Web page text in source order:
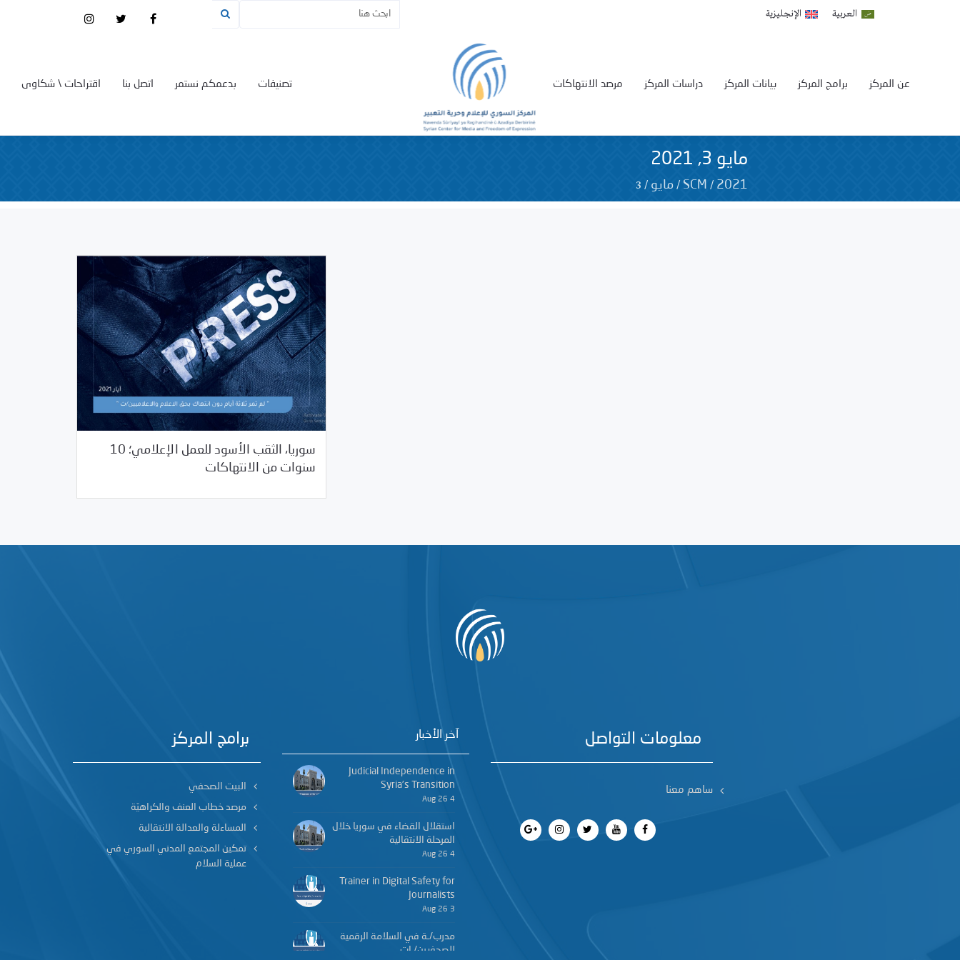
العربية الإنجليزية
اقتراحات \ شكاوى اتصل بنا بدعمكم نستمر تصنيفات مرصد الانتهاكات دراسات المركز بيانات المركز برامج المركز عن المركز
مايو 3, 2021
SCM / 2021
/ مايو /
3
سوريا، الثقب الأسود للعمل الإعلامي؛ 10
سنوات من الانتهاكات
05/03/2021 دراسات المركز
برامج المركز
البيت الصحفي
مرصد خطاب العنف والكراهيّة
المساءلة والعدالة الانتقالية
تمكين المجتمع المدني السوري في
عملية السلام
آخر الأخبار
Judicial Independence in
Syria’s Transition
4 Aug 26
استقلال القضاء في سوريا خلال
المرحلة الانتقالية
4 Aug 26
Trainer in Digital Safety for
Journalists
3 Aug 26
مدرب/ـة في السلامة الرقمية
للصحفيين/ـات
معلومات التواصل
ساهم معنا